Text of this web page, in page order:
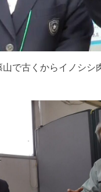
で古くからイノシ